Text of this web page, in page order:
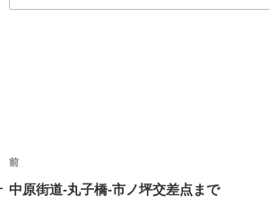
投
稿
前
の
前
中原街道-丸子橋-市ノ坪交差点まで